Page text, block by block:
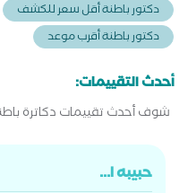
دكتور باطنة أقل سعر للكشف
دكتور باطنة أقرب موعد
أحدث التقييمات:
شوف أحدث تقييمات دكاترة
حبيبه ا...